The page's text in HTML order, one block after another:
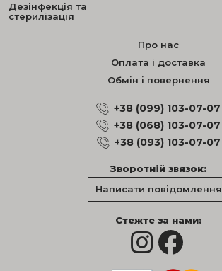
Дезінфекція та
стерилізація
Про нас
Оплата і доставка
Обмін і повернення
+38 (099) 103-07-07
+38 (068) 103-07-07
+38 (093) 103-07-07
Зворотній звязок:
Написати повідомлення
Стежте за нами: